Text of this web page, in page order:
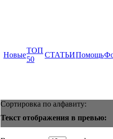
Новые
ТОП
50
СТАТЬИПомощь
Сортировка по алфавиту:
Текст отображения в превью: